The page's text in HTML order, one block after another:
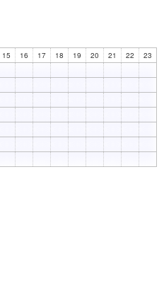
15 16 17 18 19 20 21 22
23